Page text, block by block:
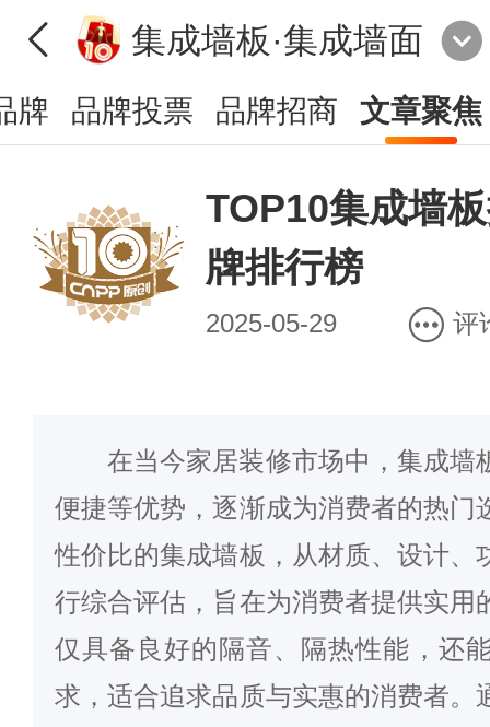
集成墙板·集成墙面
牌 品牌投票 品牌招商 文章聚焦
TOP10集成墙
牌排行榜
2025-05-29 评
在当今家居装修市场中，集成墙
便捷等优势，逐渐成为消费者的热门
性价比的集成墙板，从材质、设计、
行综合评估，旨在为消费者提供实用
仅具备良好的隔音、隔热性能，还
求，适合追求品质与实惠的消费者。